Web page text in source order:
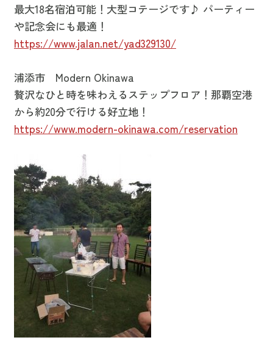
最大18名宿泊可能！大型コテージです♪ パーティー
や記念会にも最適！
https://www.jalan.net/yad329130/
浦添市 Modern Okinawa
贅沢なひと時を味わえるステップフロア！那覇空港
から約20分で行ける好立地！
https://www.modern-okinawa.com/reservation